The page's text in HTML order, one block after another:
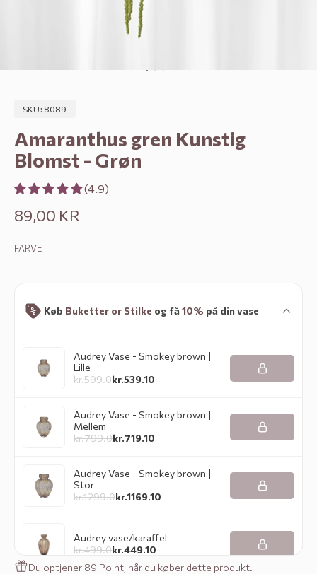
SKU: 8089
Amaranthus gren Kunstig
Blomst - Grøn
(4.9)
Salgspris
89,00 KR
FARVE
Audrey Vase - Smokey brown |
Lille
kr.599.0kr.539.10
Audrey Vase - Smokey brown |
Mellem
kr.799.0kr.719.10
Audrey Vase - Smokey brown |
Stor
kr.1299.0kr.1169.10
Audrey vase/karaffel
kr.499.0kr.449.10
Køb Buketter or Stilke og få10% på din vase
Du optjener 89 Point, når du køber dette produkt.